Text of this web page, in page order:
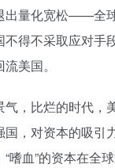
出量化宽松——全
得不采取应对手
美国。
，比烂的时代，
，对资本的吸引
嗜血”的资本在全